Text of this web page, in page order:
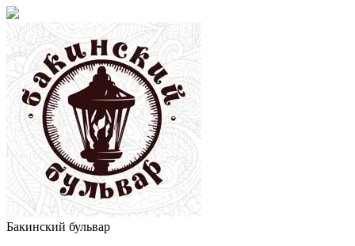
Бакинский бульвар